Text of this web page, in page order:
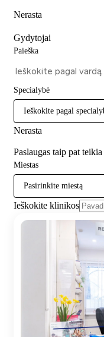
Nerasta
Gydytojai
Paieška
Specialybė
Ieškokite pagal
Nerasta
Paslaugas taip pat teikia
Miestas
Pasirinkite miestą
Ieškokite klinikos